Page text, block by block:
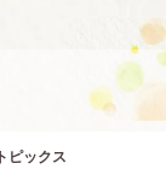
トピックス